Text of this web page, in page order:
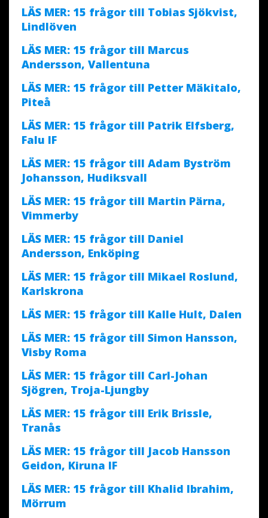
LÄS MER: 15 frågor till Tobias Sjökvist,
Lindlöven
LÄS MER: 15 frågor till Marcus
Andersson, Vallentuna
LÄS MER: 15 frågor till Petter Mäkitalo,
Piteå
LÄS MER: 15 frågor till Patrik Elfsberg,
Falu IF
LÄS MER: 15 frågor till Adam Byström
Johansson, Hudiksvall
LÄS MER: 15 frågor till Martin Pärna,
Vimmerby
LÄS MER: 15 frågor till Daniel
Andersson, Enköping
LÄS MER: 15 frågor till Mikael Roslund,
Karlskrona
LÄS MER: 15 frågor till Kalle Hult, Dalen
LÄS MER: 15 frågor till Simon Hansson,
Visby Roma
LÄS MER: 15 frågor till Carl-Johan
Sjögren, Troja-Ljungby
LÄS MER: 15 frågor till Erik Brissle,
Tranås
LÄS MER: 15 frågor till Jacob Hansson
Geidon, Kiruna IF
LÄS MER: 15 frågor till Khalid Ibrahim,
Mörrum